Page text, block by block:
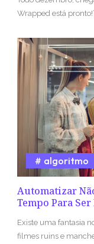
Wrapped está
Automatizar
Tempo Para Ser
algoritmo
Existe uma fantasia
filmes ruins e